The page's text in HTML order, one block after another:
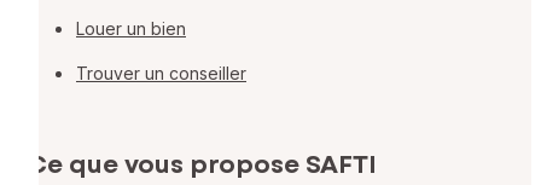
Louer un bien
Trouver un conseiller
Ce que vous propose SAFTI